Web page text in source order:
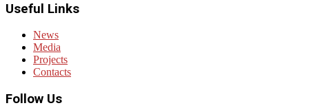
Useful Links
News
Media
Projects
Contacts
Follow Us